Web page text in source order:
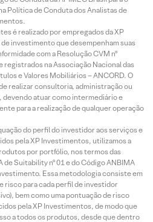
Política de Conduta dos Analistas de
é realizado por empregados da XP
investimento que desempenham suas
com a Resolução CVM nº
na Associação Nacional das
e Valores Mobiliários – ANCORD. O
realizar consultoria, administração ou
atuar como intermediário e
para a realização de qualquer operação
do perfil do investidor aos serviços e
pela XP Investimentos, utilizamos a
por portfólio, nos termos das
Suitability nº 01 e do Código ANBIMA
Essa metodologia consiste em
risco para cada perfil de investidor
bem como uma pontuação de risco
pela XP Investimentos, de modo que
a todos os produtos, desde que dentro